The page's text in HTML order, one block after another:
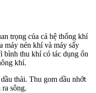
trọng của cả hệ thống khí
máy nén khí và máy sấy
thu khí có tác dụng ổn
khí.
thải. Thu gom dầu nhớt
sông.